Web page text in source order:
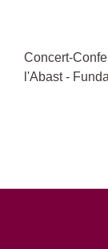
Concert-
l'Abast -